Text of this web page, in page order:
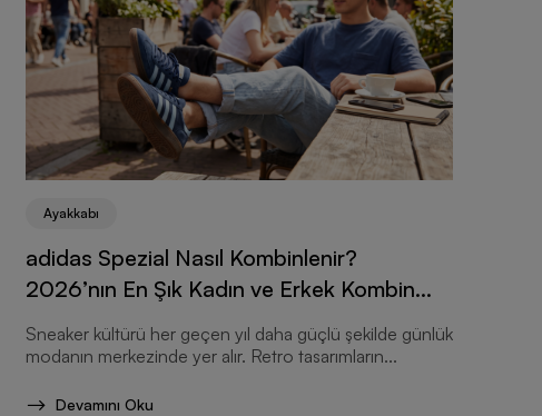
Ayakkabı
adidas Spezial Nasıl Kombinlenir?
2026’nın En Şık Kadın ve Erkek Kombin
Önerileri
Sneaker kültürü her geçen yıl daha güçlü şekilde günlük
modanın merkezinde yer alır. Retro tasarımların...
Devamını Oku